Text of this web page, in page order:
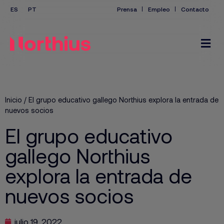
Prensa Empleo Contacto
Inicio / El grupo educativo gallego Northius explora la entrada de
nuevos socios
El grupo educativo
gallego Northius
explora la entrada de
nuevos socios
julio 19, 2022